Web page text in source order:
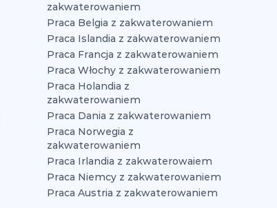
zakwaterowaniem
Praca Belgia z zakwaterowaniem
Praca Islandia z zakwaterowaniem
Praca Francja z zakwaterowaniem
Praca Włochy z zakwaterowaniem
Praca Holandia z
zakwaterowaniem
Praca Dania z zakwaterowaniem
Praca Norwegia z
zakwaterowaniem
Praca Irlandia z zakwaterowaiem
Praca Niemcy z zakwaterowaniem
Praca Austria z zakwaterowaniem